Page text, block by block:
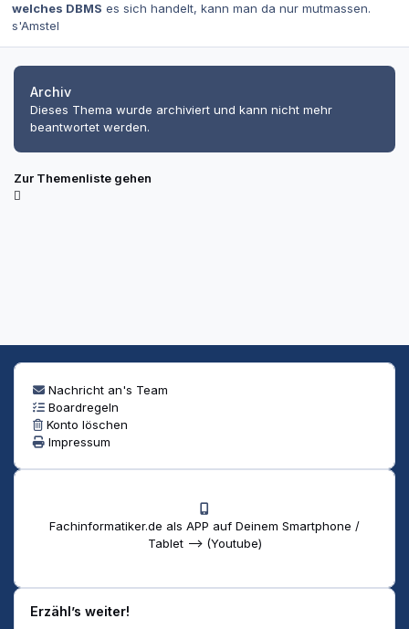
welches DBMS es sich handelt, kann man da nur mutmassen.
s'Amstel
Archiv
Dieses Thema wurde archiviert und kann nicht mehr
beantwortet werden.
Zur Themenliste gehen
Nachricht an's Team
Boardregeln
Konto löschen
Impressum
Fachinformatiker.de als APP auf Deinem Smartphone /
Tablet --> (Youtube)
Erzähl’s weiter!